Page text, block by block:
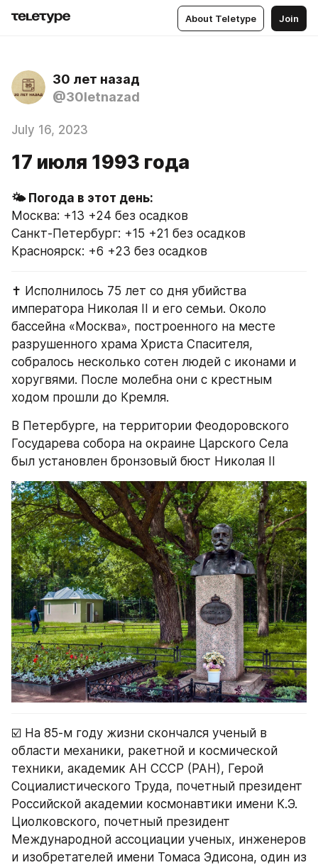
About Teletype Join
30 лет назад
@30letnazad
July 16, 2023
17 июля 1993 года
Москва: +13 +24 без осадков
Санкт-Петербург: +15 +21 без осадков
Красноярск: +6 +23 без осадков
✝️ Исполнилось 75 лет со дня убийства
императора Николая II и его семьи. Около
бассейна «Москва», построенного на месте
разрушенного храма Христа Спасителя,
собралось несколько сотен людей с иконами и
хоругвями. После молебна они с крестным
ходом прошли до Кремля.
В Петербурге, на территории Феодоровского
Государева cобора на окраине Царского Села
был установлен бронзовый бюст Николая II
☑️ На 85-м году жизни скончался ученый в
области механики, ракетной и космической
техники, академик АН СССР (РАН), Герой
Социалистического Труда, почетный президент
Российской академии космонавтики имени К.Э.
Циолковского, почетный президент
Международной ассоциации ученых, инженеров
и изобретателей имени Томаса Эдисона, один из